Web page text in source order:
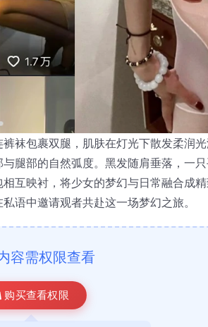
袜包裹双腿，肌肤在灯光下散发柔润
腿部的自然弧度。黑发随肩垂落，一
互映衬，将少女的梦幻与日常融合成
语中邀请观者共赴这一场梦幻之旅。
容需权限查看
购买查看权限